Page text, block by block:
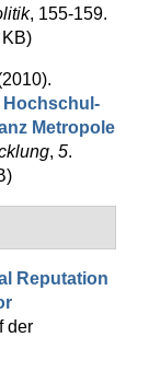
, 155-159.
Hochschul­
Metropole
, 5.
Reputation
der